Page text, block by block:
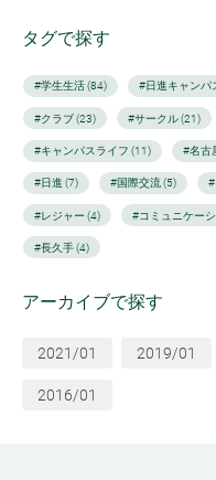
タグで探す
#学生生活 (84) #日進キャンパ
#クラブ (23) #サークル (21)
#キャンパスライフ (11) #名古
#日進 (7) #国際交流 (5) #
#レジャー (4) #コミュニケー
#長久手 (4)
アーカイブで探す
2021/01 2019/01
2016/01